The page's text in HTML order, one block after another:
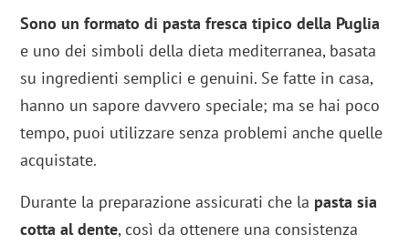
Sono un formato di pasta fresca tipico della Puglia
e uno dei simboli della dieta mediterranea, basata
su ingredienti semplici e genuini. Se fatte in casa,
hanno un sapore davvero speciale; ma se hai poco
tempo, puoi utilizzare senza problemi anche quelle
acquistate.
Durante la preparazione assicurati che la pasta sia
cotta al dente, così da ottenere una consistenza